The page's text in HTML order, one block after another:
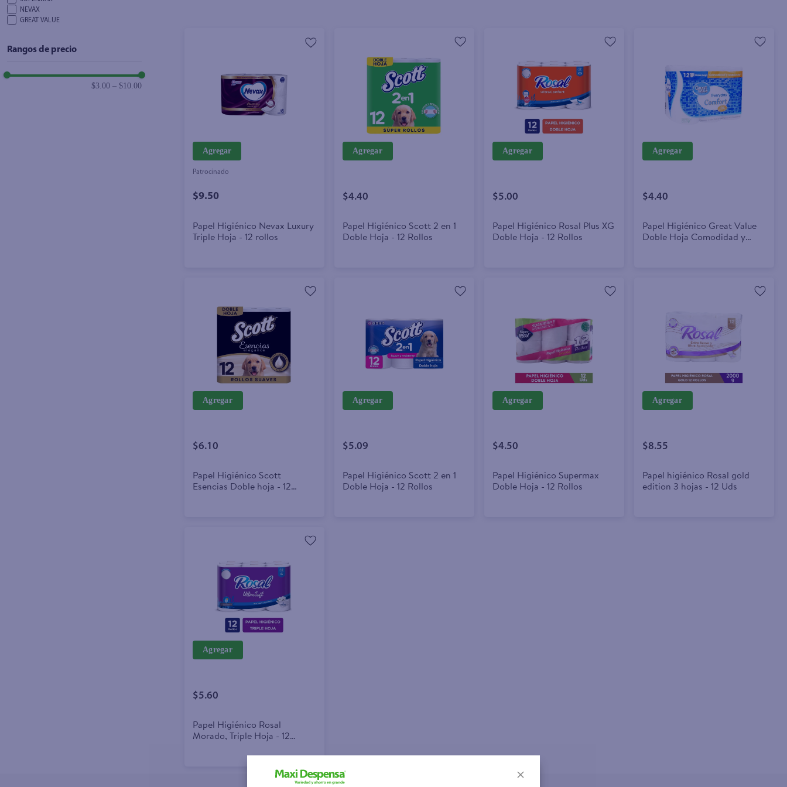
NEVAX
GREAT VALUE
Rangos de precio
$3.00 – $10.00
Agregar
Patrocinado
$9.50
Papel Higiénico Nevax Luxury
Triple Hoja - 12 rollos
Agregar
$4.40
Papel Higiénico Scott 2 en 1
Doble Hoja - 12 Rollos
Agregar
$5.00
Papel Higiénico Rosal Plus XG
Doble Hoja - 12 Rollos
Agregar
$4.40
Papel Higiénico Great Value
Doble Hoja Comodidad y
Agregar
$6.10
Papel Higiénico Scott
Esencias Doble hoja - 12
Agregar
$5.09
Papel Higiénico Scott 2 en 1
Doble Hoja - 12 Rollos
Agregar
$4.50
Papel Higiénico Supermax
Doble Hoja - 12 Rollos
Agregar
$8.55
Papel higiénico Rosal gold
edition 3 hojas - 12 Uds
Agregar
$5.60
Papel Higiénico Rosal
Morado, Triple Hoja - 12